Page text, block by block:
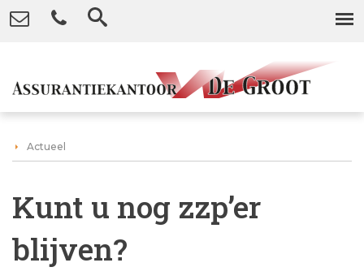
Actueel
Kunt u nog zzp’er
blijven?